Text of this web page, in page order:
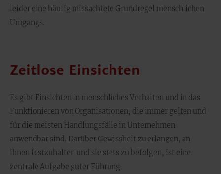
leider eine häufig missachtete Grundregel menschlichen
Umgangs.
Zeitlose Einsichten
Es gibt Einsichten in menschliches Verhalten und in das
Funktionieren von Organisationen, die immer gelten und
für die meisten Handlungsfälle in Unternehmen
anwendbar sind. Darüber Gewissheit zu erlangen, an
ihnen festzuhalten und sie stets zu befolgen, ist eine
zentrale Aufgabe guter Führung.